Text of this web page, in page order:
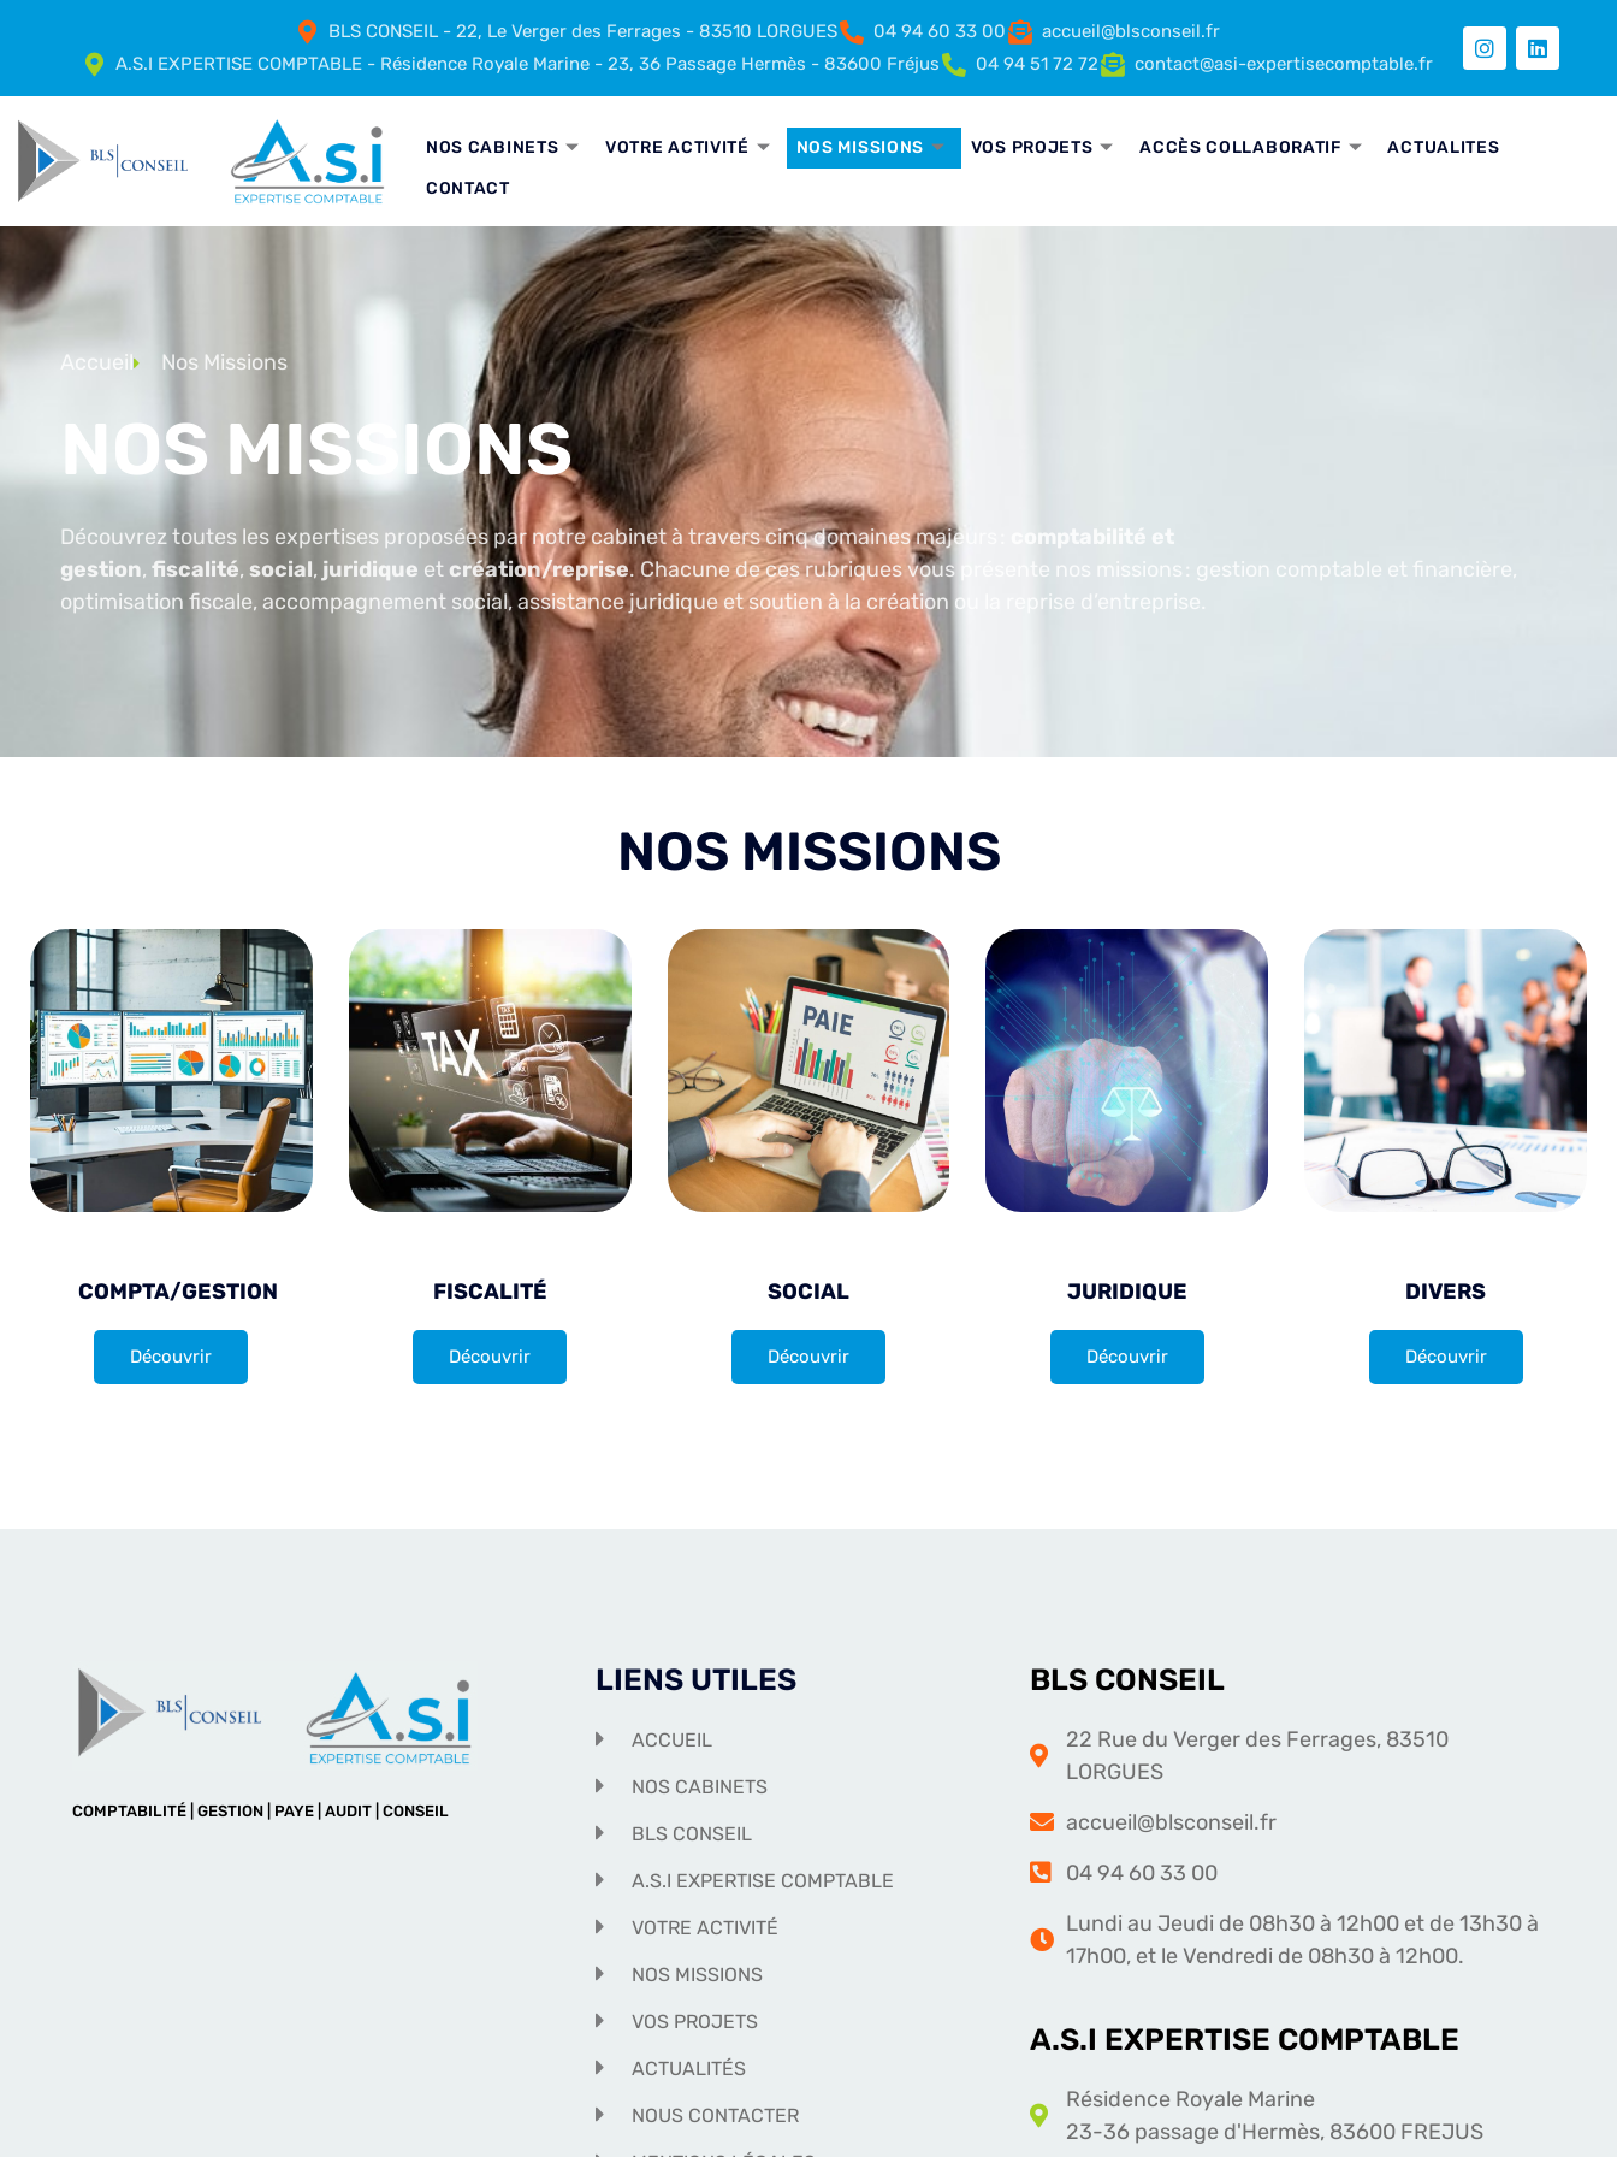
BLS CONSEIL - 22, Le Verger des Ferrages - 83510 LORGUES 04 94 60 33 00
accueil@blsconseil.fr
A.S.I EXPERTISE COMPTABLE - Résidence Royale Marine - 23, 36 Passage Hermès - 83600 Fréjus
04 94 51 72 72 contact@asi-expertisecomptable.fr
NOS CABINETS VOTRE ACTIVITÉ NOS MISSIONS VOS PROJETS ACCÈS COLLABORATIF
ACTUALITES
CONTACT
Accueil Nos Missions
NOS MISSIONS
Découvrez toutes les expertises proposées par notre cabinet à travers cinq domaines majeurs :
comptabilité et
gestion, fiscalité, social, juridique et création/reprise. Chacune de ces rubriques vous présente nos missions : gestion comptable et financière,
optimisation fiscale, accompagnement social, assistance juridique et soutien à la création ou la reprise d’entreprise.
NOS MISSIONS
COMPTA/GESTION
Découvrir
FISCALITÉ
Découvrir
SOCIAL
Découvrir
JURIDIQUE
Découvrir
DIVERS
Découvrir
COMPTABILITÉ | GESTION | PAYE | AUDIT | CONSEIL
LIENS UTILES
ACCUEIL
NOS CABINETS
BLS CONSEIL
A.S.I EXPERTISE COMPTABLE
VOTRE ACTIVITÉ
NOS MISSIONS
VOS PROJETS
ACTUALITÉS
NOUS CONTACTER
BLS CONSEIL
22 Rue du Verger des Ferrages, 83510
LORGUES
accueil@blsconseil.fr
04 94 60 33 00
Lundi au Jeudi de 08h30 à 12h00 et de 13h30 à
17h00, et le Vendredi de 08h30 à 12h00.
A.S.I EXPERTISE COMPTABLE
Résidence Royale Marine
23-36 passage d'Hermès, 83600 FREJUS